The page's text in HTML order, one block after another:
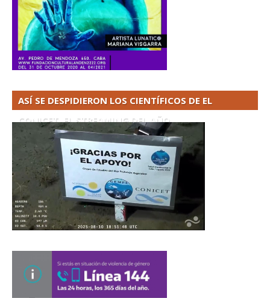
ASÍ SE DESPIDIERON LOS CIENTÍFICOS DE EL
CONICET. EL STREAMING DEL AÑO